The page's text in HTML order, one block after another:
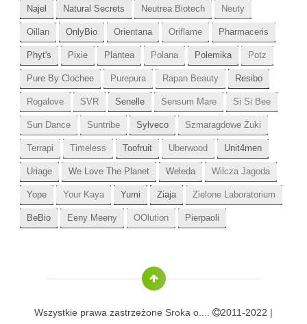
Najel Natural Secrets Neutrea Biotech Neuty
Oillan OnlyBio Orientana Oriflame Pharmaceris
Phyt's Pixie Plantea Polana Polemika Potz
Pure By Clochee Purepura Rapan Beauty Resibo
Rogalove SVR Senelle Sensum Mare Si Si Bee
Sun Dance Suntribe Sylveco Szmaragdowe Żuki
Terrapi Timeless Toofruit Uberwood Unit4men
Uriage We Love The Planet Weleda Wilcza Jagoda
Yope Your Kaya Yumi Ziaja Zielone Laboratorium
BeBio Eeny Meeny OOlution Pierpaoli
Wszystkie prawa zastrzeżone Sroka o.... 2011-2022 |